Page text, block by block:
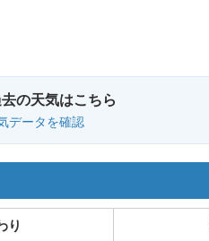
の天気はこちら
データを確認
り